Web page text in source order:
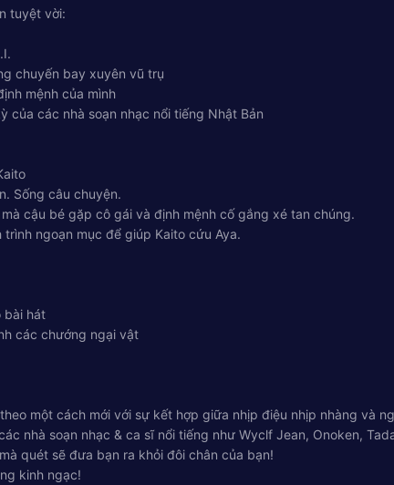
tuyệt vời:
chuyến bay xuyên vũ trụ
mệnh của mình
của các nhà soạn nhạc nổi tiếng Nhật Bản
Sống câu chuyện.
cậu bé gặp cô gái và định mệnh cố gắng xé tan chúng.
trình ngoạn mục để giúp Kaito cứu Aya.
bài hát
các chướng ngại vật
một cách mới với sự kết hợp giữa nhịp điệu nhịp nhàng và
nhà soạn nhạc & ca sĩ nổi tiếng như Wyclf Jean, Onoken,
quét sẽ đưa bạn ra khỏi đôi chân của bạn!
kinh ngạc!